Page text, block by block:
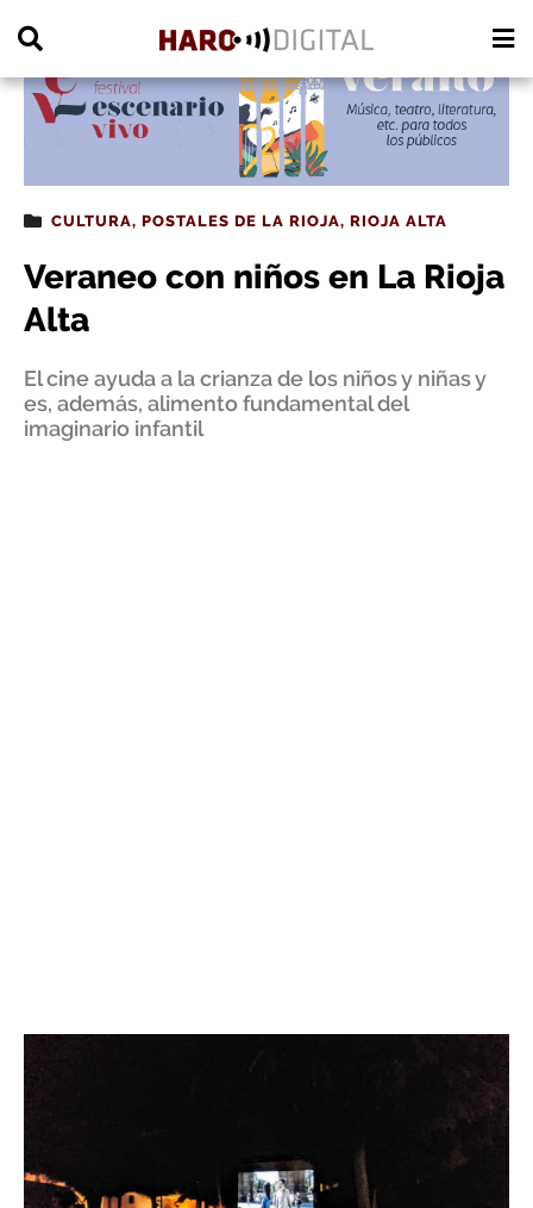
CULTURA, POSTALES DE LA RIOJA, RIOJA ALTA
Veraneo con niños en La Rioja
Alta
El cine ayuda a la crianza de los niños y niñas y
es, además, alimento fundamental del
imaginario infantil